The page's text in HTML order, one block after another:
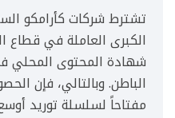
تشترط شركات كأرامكو
الكبرى العاملة في قطاع
شهادة المحتوى المحلي
الباطن. وبالتالي، فإن
مفتاحاً لسلسلة توريد